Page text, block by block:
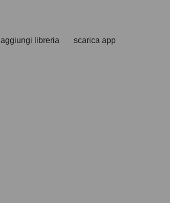
aggiungi libreria scarica app